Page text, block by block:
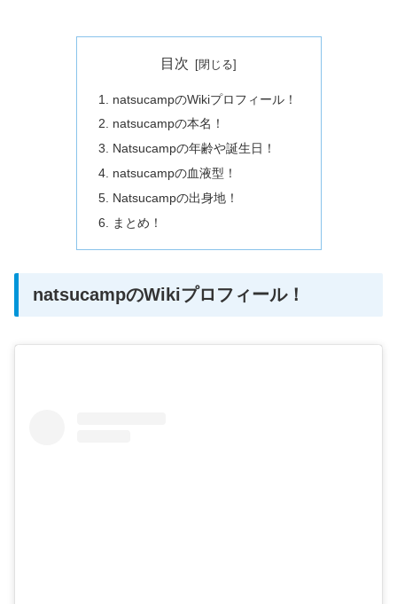
目次
natsucampのWikiプロフィール！
natsucampの本名！
Natsucampの年齢や誕生日！
natsucampの血液型！
Natsucampの出身地！
まとめ！
natsucampのWikiプロフィール！